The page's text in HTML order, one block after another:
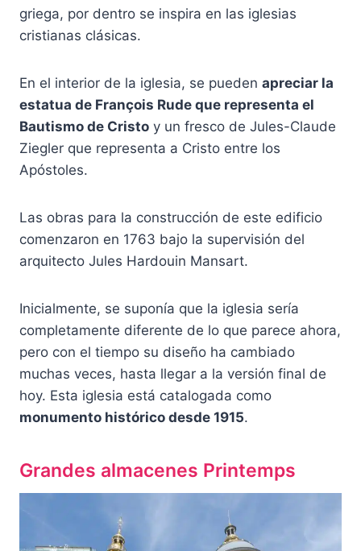
griega, por dentro se inspira en las iglesias
cristianas clásicas.
En el interior de la iglesia, se pueden apreciar la
estatua de François Rude que representa el
Bautismo de Cristo y un fresco de Jules-Claude
Ziegler que representa a Cristo entre los
Apóstoles.
Las obras para la construcción de este edificio
comenzaron en 1763 bajo la supervisión del
arquitecto Jules Hardouin Mansart.
Inicialmente, se suponía que la iglesia sería
completamente diferente de lo que parece ahora,
pero con el tiempo su diseño ha cambiado
muchas veces, hasta llegar a la versión final de
hoy. Esta iglesia está catalogada como
monumento histórico desde 1915.
Grandes almacenes Printemps